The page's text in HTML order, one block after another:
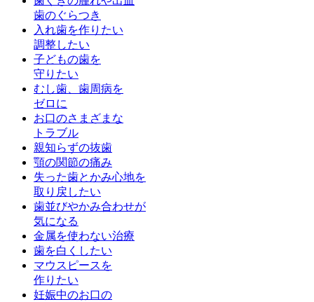
歯のぐらつき
入れ歯を作りたい
調整したい
子どもの歯を
守りたい
むし歯、歯周病を
ゼロに
お口のさまざまな
トラブル
親知らずの抜歯
顎の関節の痛み
失った歯とかみ心地を
取り戻したい
歯並びやかみ合わせが
気になる
金属を使わない治療
歯を白くしたい
マウスピースを
作りたい
妊娠中のお口の